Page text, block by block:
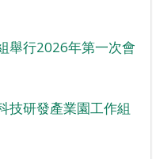
舉行2026年第一次會
技研發產業園工作組